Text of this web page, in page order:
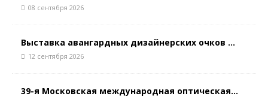
08 сентября 2026
Выставка авангардных дизайнерских очков ...
12 сентября 2026
39-я Московская международная оптическая...